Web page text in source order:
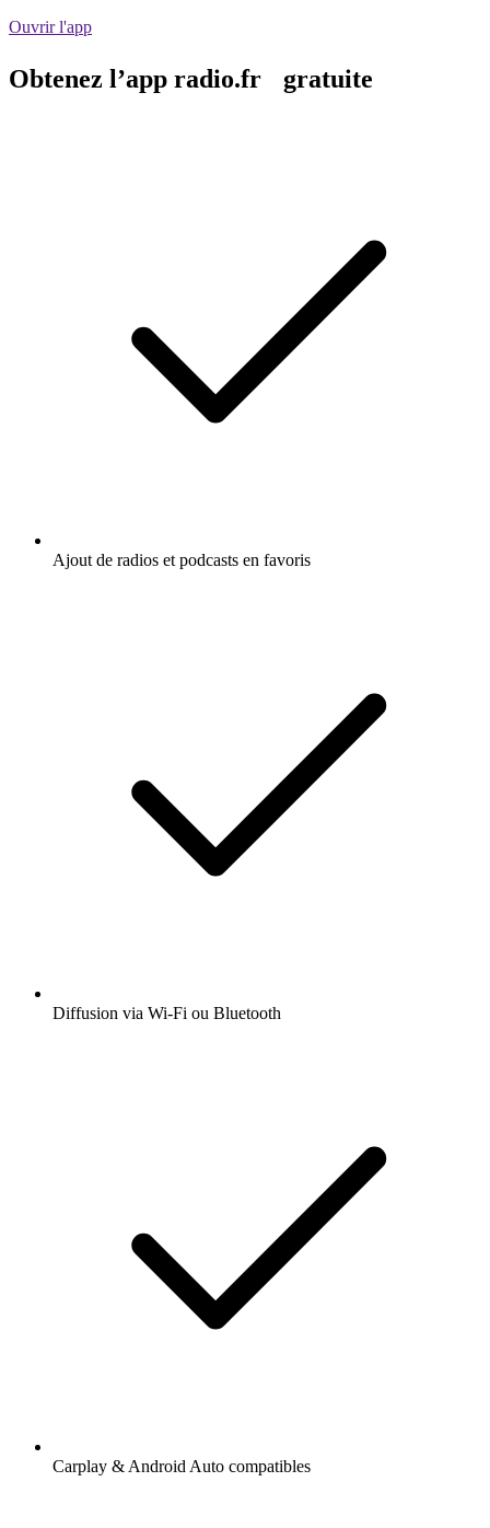
Ouvrir l'app
Obtenez l’app radio.fr gratuite
Ajout de radios et podcasts en favoris
Diffusion via Wi-Fi ou Bluetooth
Carplay & Android Auto compatibles